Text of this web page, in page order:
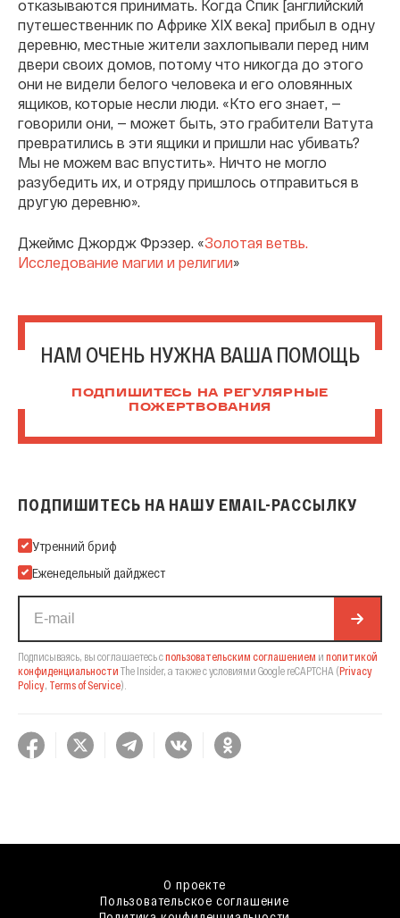
отказываются принимать. Когда Спик [английский
путешественник по Африке XIX века] прибыл в одну
деревню, местные жители захлопывали перед ним
двери своих домов, потому что никогда до этого
они не видели белого человека и его оловянных
ящиков, которые несли люди. «Кто его знает, —
говорили они, — может быть, это грабители Ватута
превратились в эти ящики и пришли нас убивать?
Мы не можем вас впустить». Ничто не могло
разубедить их, и отряду пришлось отправиться в
другую деревню».
Джеймс Джордж Фрэзер. «Золотая ветвь.
Исследование магии и религии»
НАМ ОЧЕНЬ НУЖНА ВАША ПОМОЩЬ
ПОДПИШИТЕСЬ НА РЕГУЛЯРНЫЕ
ПОЖЕРТВОВАНИЯ
ПОДПИШИТЕСЬ НА НАШУ EMAIL-РАССЫЛКУ
Подпишитесь на нашу Email-рассылку
Утренний бриф
Еженедельный дайджест
Подписываясь, вы соглашаетесь спользовательским соглашением и политикой
конфиденциальности The Insider, а также с условиями Google reCAPTCHA (Privacy
Policy, Terms of Service).
О проекте
Пользовательское соглашение